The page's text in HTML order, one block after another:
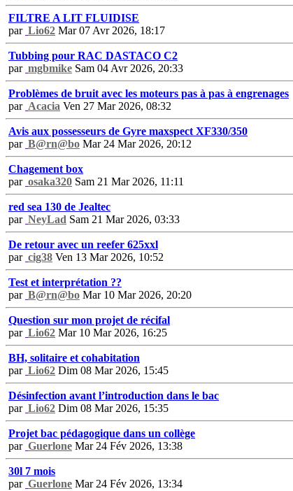
FILTRE A LIT FLUIDISE
par Lio62 Mar 07 Avr 2026, 18:17
Tubbing pour RAC DASTACO C2
par mgbmike Sam 04 Avr 2026, 20:33
Problèmes de bruit avec les moteurs pas à pas à engrenages
par Acacia Ven 27 Mar 2026, 08:32
Avis aux possesseurs de Gyre maxspect XF330/350
par B@rn@bo Mar 24 Mar 2026, 20:12
Chagement box
par osaka320 Sam 21 Mar 2026, 11:11
red sea 130 de Jealtec
par NeyLad Sam 21 Mar 2026, 03:33
De retour avec un reefer 625xxl
par cig38 Ven 13 Mar 2026, 10:52
Test et interprétation ??
par B@rn@bo Mar 10 Mar 2026, 20:20
Question sur mon projet de récifal
par Lio62 Mar 10 Mar 2026, 16:25
BH, solitaire et cohabitation
par Lio62 Dim 08 Mar 2026, 15:45
Désinfection avant l’introduction dans le bac
par Lio62 Dim 08 Mar 2026, 15:35
Projet bac pédagogique dans un collège
par Guerlone Mar 24 Fév 2026, 13:38
30l 7 mois
par Guerlone Mar 24 Fév 2026, 13:34